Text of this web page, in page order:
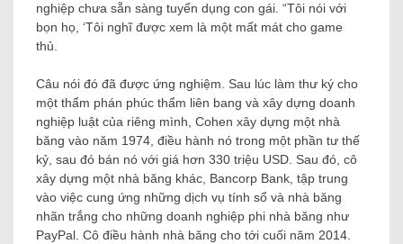
nghiệp chưa sẵn sàng tuyển dụng con gái. “Tôi nói với
bọn họ, ‘Tôi nghĩ được xem là một mất mát cho game
thủ.
Câu nói đó đã được ứng nghiệm. Sau lúc làm thư ký cho
một thẩm phán phúc thẩm liên bang và xây dựng doanh
nghiệp luật của riêng mình, Cohen xây dựng một nhà
băng vào năm 1974, điều hành nó trong một phần tư thế
kỷ, sau đó bán nó với giá hơn 330 triệu USD. Sau đó, cô
xây dựng một nhà băng khác, Bancorp Bank, tập trung
vào việc cung ứng những dịch vụ tính sổ và nhà băng
nhãn trắng cho những doanh nghiệp phi nhà băng như
PayPal. Cô điều hành nhà băng cho tới cuối năm 2014.